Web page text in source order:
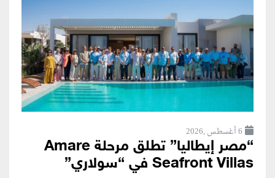
6 أغسطس ,2026
“مصر إيطاليا” تطلق مرحلة Amare
Seafront Villas في “سولاري”